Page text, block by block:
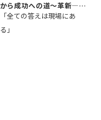
から成功への道～革新―挑
戦の先にある...
「全ての答えは現場にあ
る」